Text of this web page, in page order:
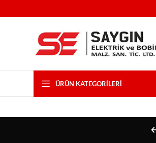
ÜRÜN KATEGORILERI